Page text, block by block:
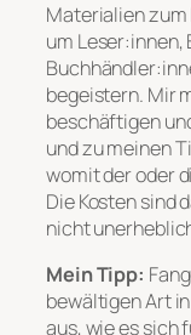
Materialien
um
begeistern. Mir
beschäftigen
und zu meinen
womit der oder
Die Kosten sind
nicht
Mein Tipp:
bewältigen Art
aus, wie es sich